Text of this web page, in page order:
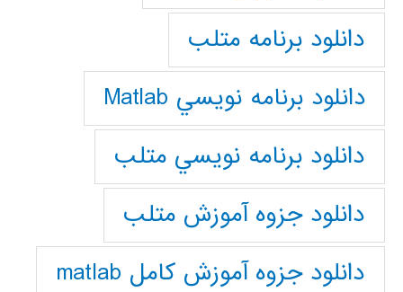
دانلود برنامه متلب
دانلود برنامه نويسي Matlab
دانلود برنامه نويسي متلب
دانلود جزوه آموزش متلب
دانلود جزوه آموزش کامل matlab